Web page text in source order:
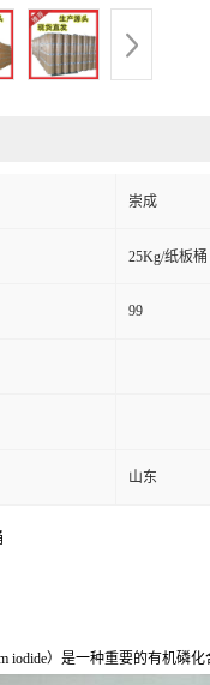
崇成
25Kg/纸板桶
99
山东
iodide）是一种重要的有机